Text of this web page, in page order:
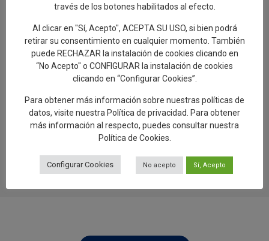
Regreso a Los Alfares», una muestra sobre
el proceso de creación de la cerámica
talaverana
La semana de las Santas Alfareras 2026
cierra sus actividades con una ruta turística
por los murales, el patrimonio y el Museo
de Cerámica Ruiz de Luna
través de los botones habilitados al efecto.
Al clicar en "Sí, Acepto", ACEPTA SU USO, si bien podrá
retirar su consentimiento en cualquier momento. También
puede RECHAZAR la instalación de cookies clicando en
“No Acepto" o CONFIGURAR la instalación de cookies
clicando en “Configurar Cookies”.
Para obtener más información sobre nuestras políticas de
datos, visite nuestra Política de privacidad
. Para obtener
más información al respecto, puedes consultar nuestra
Política de Cookies
Configurar Cookies No acepto Sí, Acepto